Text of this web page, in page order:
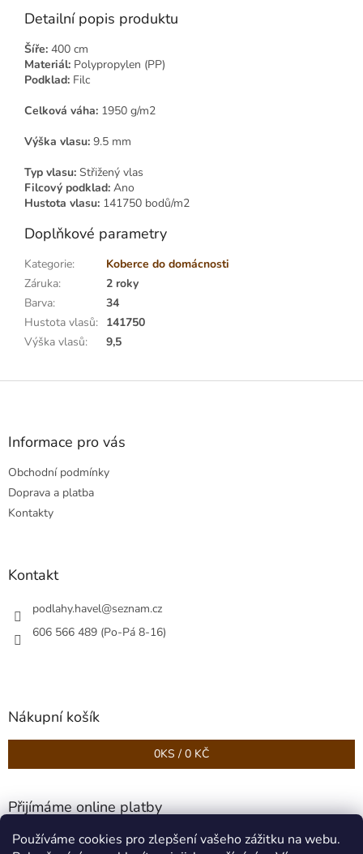
Používáme cookies pro zlepšení vašeho zážitku na webu.
Detailní popis produktu
Šíře: 400 cm
Materiál: Polypropylen (PP)
Podklad: Filc
Celková váha: 1950 g/m2
Výška vlasu: 9.5 mm
Typ vlasu: Střižený vlas
Filcový podklad: Ano
Hustota vlasu: 141750 bodů/m2
Doplňkové parametry
Kategorie:
Koberce do domácnosti
Záruka:
2 roky
Barva:
34
Hustota vlasů: 141750
Výška vlasů: 9,5
Z
Informace pro vás
Obchodní podmínky
Doprava a platba
Kontakty
Kontakt
podlahy.havel@seznam.cz
606 566 489 (Po-Pá 8-16)
Nákupní košík
0KS / 0 KČ
Přijímáme online platby